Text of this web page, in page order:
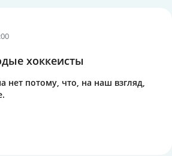
хоккеисты
нет потому, что, на наш взгляд,